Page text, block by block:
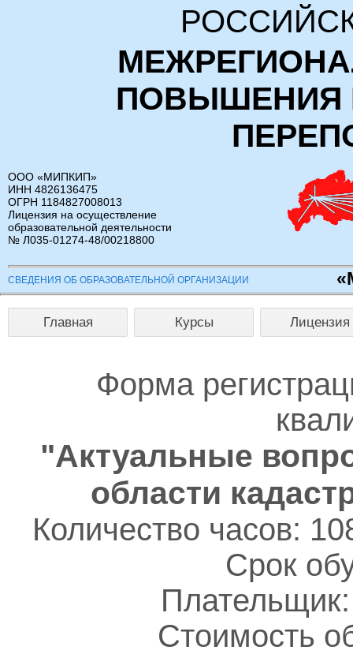
ПОВЫШЕНИЯ
ООО «МИПКИП»
ИНН 4826136475
ОГРН 1184827008013
Лицензия на осуществление
образовательной деятельности
№ Л035-01274-48/00218800
СВЕДЕНИЯ ОБ ОБРАЗОВАТЕЛЬНОЙ ОРГАНИЗАЦИИ
Главная Курсы Лицензия
Форма
"Актуальные
области
Количество часов:
Срок
Стоимость